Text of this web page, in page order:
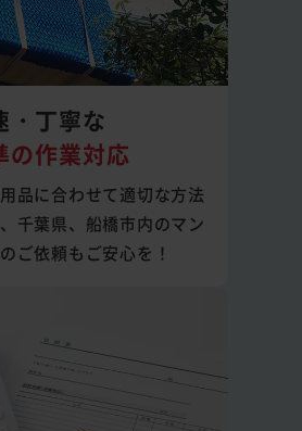
・丁寧な
の作業対応
品に合わせて適切な方法
千葉県、船橋市内のマン
ご依頼もご安心を！